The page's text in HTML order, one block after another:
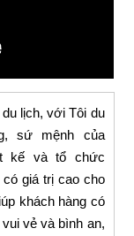
lịch, với Tôi du
sứ mệnh của
kế và tổ chức
có giá trị cao cho
khách hàng có
vẻ và bình an,